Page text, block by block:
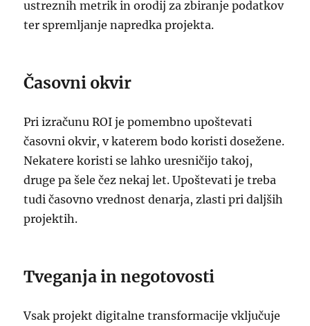
ustreznih metrik in orodij za zbiranje podatkov
ter spremljanje napredka projekta.
Časovni okvir
Pri izračunu ROI je pomembno upoštevati
časovni okvir, v katerem bodo koristi dosežene.
Nekatere koristi se lahko uresničijo takoj,
druge pa šele čez nekaj let. Upoštevati je treba
tudi časovno vrednost denarja, zlasti pri daljših
projektih.
Tveganja in negotovosti
Vsak projekt digitalne transformacije vključuje